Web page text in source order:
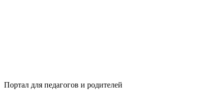
Портал для педагогов и родителей